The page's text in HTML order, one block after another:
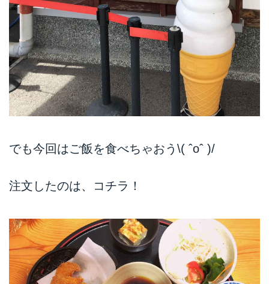
でも今回はご飯を食べちゃおう\( ˆoˆ )/
注文したのは、コチラ！